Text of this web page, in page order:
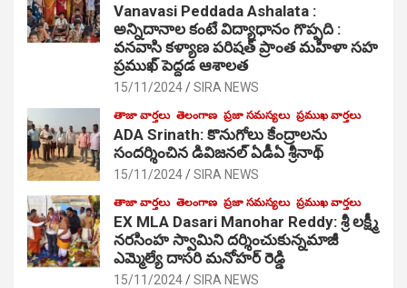
Vanavasi Peddada Ashalata :
అన్నిదానాల కంటే విద్యాధానం గొప్పది :
వనవాసి కళ్యాణ పరిషత్ ప్రాంత మహిళా సహ
ప్రముఖ్ పెద్దడ ఆశాలత
15/11/2024 SIRA NEWS
తాజా వార్తలు తెలంగాణ ప్రజా సమస్యలు ప్రముఖ వార్తలు
ADA Srinath: కొనుగోలు కేంద్రాల‌ను
సంద‌ర్శించిన డివిజనల్ ఏడీఏ శ్రీనాథ్
15/11/2024 SIRA NEWS
తాజా వార్తలు తెలంగాణ ప్రజా సమస్యలు ప్రముఖ వార్తలు
EX MLA Dasari Manohar Reddy: శ్రీ లక్ష్మీ
నరసింహ స్వామిని దర్శించుకున్నమాజీ
ఎమ్మెల్యే దాసరి మనోహర్ రెడ్డి
15/11/2024 SIRA NEWS